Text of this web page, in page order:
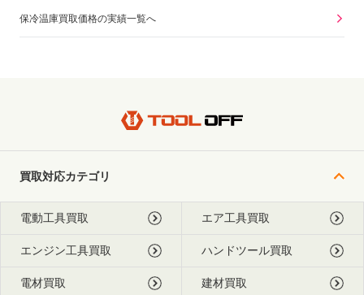
保冷温庫買取価格の実績一覧へ
買取対応カテゴリ
電動工具買取 エア工具買取
エンジン工具買取 ハンドツール買取
電材買取 建材買取